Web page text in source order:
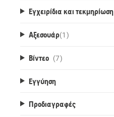
Εγχειρίδια και τεκμηρίωση
Αξεσουάρ(1 )
Βίντεο (7)
Εγγύηση
Προδιαγραφές